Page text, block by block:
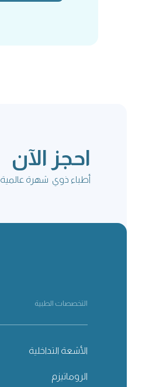
احجز الآن
أطباء ذوي شهرة عالمية
التخصصات الطبية
الأشعة التداخلية
الروماتيزم